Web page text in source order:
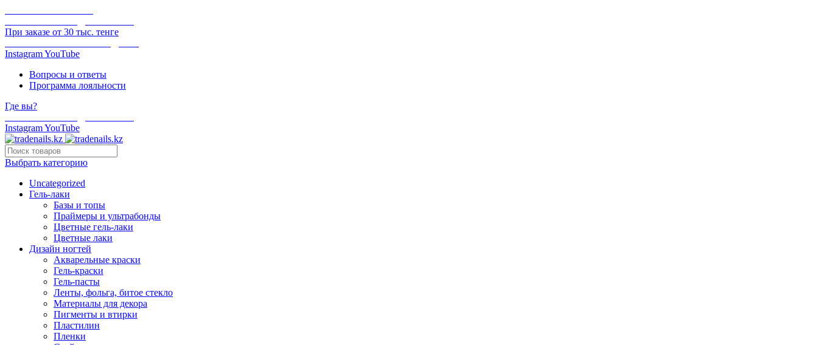
При заказе от 30 тыс. тенге
InstagramYouTube
Вопросы и ответы
Программа лояльности
Где вы?
InstagramYouTube
Выбрать категорию
Uncategorized
Гель-лаки
Базы и топы
Праймеры и ультрабонды
Цветные гель-лаки
Цветные лаки
Дизайн ногтей
Акварельные краски
Гель-краски
Гель-пасты
Ленты, фольга, битое стекло
Материалы для декора
Пигменты и втирки
Пластилин
Пленки